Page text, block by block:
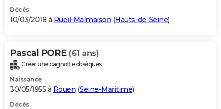
Décès
10/03/2018 à Rueil-Malmaison (Hauts-de-Seine)
Pascal PORE (61 ans)
Créer une cagnotte obsèques
Naissance
30/05/1955 à Rouen (Seine-Maritime)
Décès